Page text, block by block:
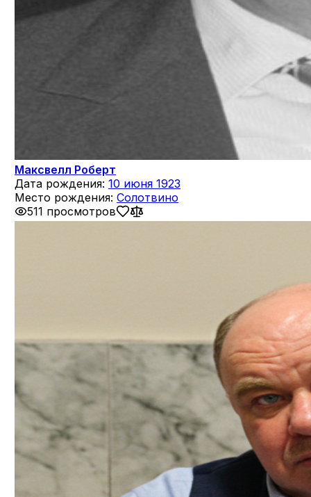
Максвелл Роберт
Дата рождения: 10 июня 1923
Место рождения: Солотвино
511 просмотров